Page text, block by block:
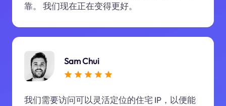
靠。 我们现在正在变得更好。
Sam Chui
我们需要访问可以灵活定位的住宅 IP，以便能